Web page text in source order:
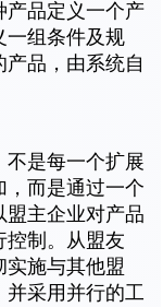
产品定义一个产
一组条件及规
品，由系统自
不是每一个扩展
，而是通过一个
盟主企业对产品
控制。从盟友
施与其他盟
并采用并行的工